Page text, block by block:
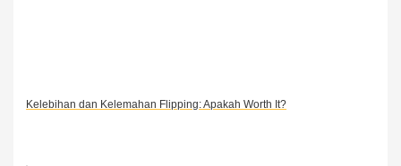
Kelebihan dan Kelemahan Flipping: Apakah Worth It?